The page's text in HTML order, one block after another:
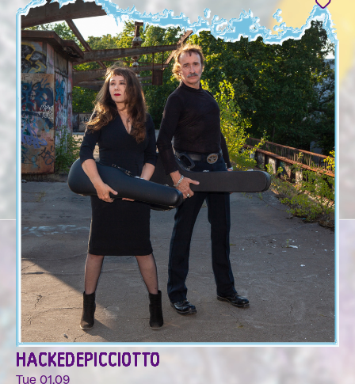
HACKEDEPICCIOTTO
Tue 01.09